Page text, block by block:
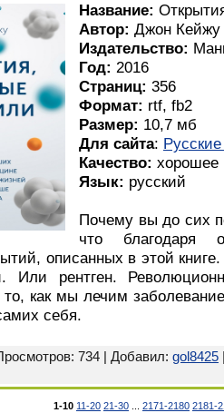
Название:
Автор: Джон Кейжу
Издательство:
Год: 2016
Страниц: 356
Формат: rtf, fb2
Размер: 10,7 мб
Для сайта: Русские
Качество: хорошее
Язык: русский
Почему вы до сих
что благодаря
описанных в этой
Или рентген.
то, как мы лечим
себя.
734 | Добавил: gol8425
1-10 11-20 21-30 ... 2171-2180 2181-